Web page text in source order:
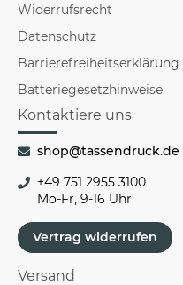
Widerrufsrecht
Datenschutz
Barrierefreiheitserklärung
Batteriegesetzhinweise
Kontaktiere uns
shop@tassendruck.de
+49 751 2955 3100
Mo-Fr, 9-16 Uhr
Vertrag widerrufen
Versand